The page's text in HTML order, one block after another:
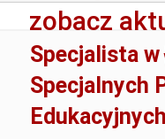
zobacz
Specjalista
Specjalnych
Edukacyjnych